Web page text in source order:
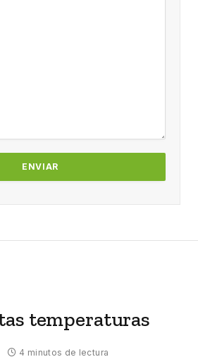
temperaturas
4 minutos de lectura